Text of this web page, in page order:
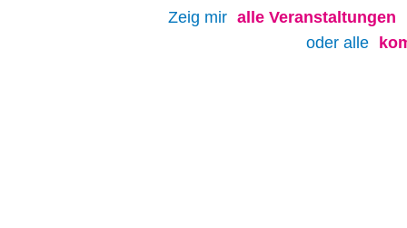
Zeig mir alle Veranstaltungen
oder alle